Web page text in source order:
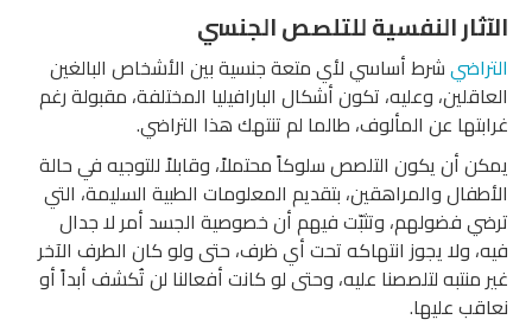
الآثار النفسية للتلصص الجنسي
التراضيشرط أساسي لأي متعة جنسية بين الأشخاص البالغين
العاقلين، وعليه، تكون أشكال البارافيليا المختلفة، مقبولة رغم
غرابتها عن المألوف، طالما لم تنتهك هذا التراضي.
يمكن أن يكون التلصص سلوكاً محتملاً، وقابلاً للتوجيه في حالة
الأطفال والمراهقين، بتقديم المعلومات الطبية السليمة، التي
ترضي فضولهم، وتثبّت فيهم أن خصوصية الجسد أمر لا جدال
فيه، ولا يجوز انتهاكه تحت أي ظرف، حتى ولو كان الطرف الآخر
غير منتبه لتلصصنا عليه، وحتى لو كانت أفعالنا لن تُكشف أبداً أو
نعاقب عليها.